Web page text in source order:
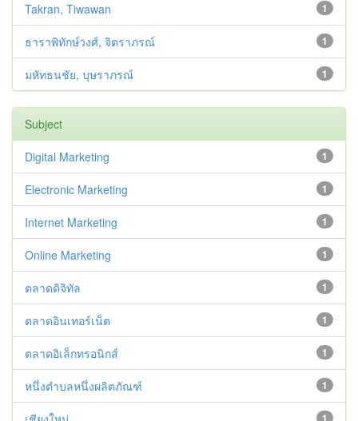
1
Takran, Tiwawan
1
ธาราพิทักษ์วงศ์, จิตราภรณ์
1
มหัทธนชัย, บุษราภรณ์
Subject
1
Digital Marketing
1
Electronic Marketing
1
Internet Marketing
1
Online Marketing
1
ตลาดดิจิทัล
1
ตลาดอินเทอร์เน็ต
1
ตลาดอิเล็กทรอนิกส์
1
หนึ่งตำบลหนึ่งผลิตภัณฑ์
1